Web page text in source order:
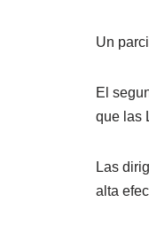
Un
El
que las
Las
alta